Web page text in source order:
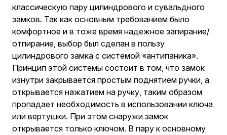
классическую пару цилиндрового и сувальдного
замков. Так как основным требованием было
комфортное и в тоже время надежное запирание/
отпирание, выбор был сделан в пользу
цилиндрового замка с системой «антипаника».
Принцип этой системы состоит в том, что замок
изнутри закрывается простым поднятием ручки, а
открывается нажатием на ручку, таким образом
пропадает необходимость в использовании ключа
или вертушки. При этом снаружи замок
открывается только ключом. В пару к основному